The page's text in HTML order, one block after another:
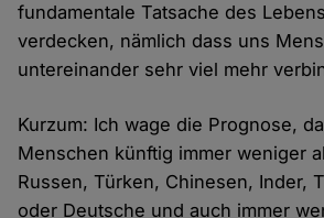
fundamentale Tatsache des
verdecken, nämlich dass uns
untereinander sehr viel mehr
Kurzum: Ich wage die Prognose,
Menschen künftig immer weniger
Russen, Türken, Chinesen, Inder,
oder Deutsche und auch immer